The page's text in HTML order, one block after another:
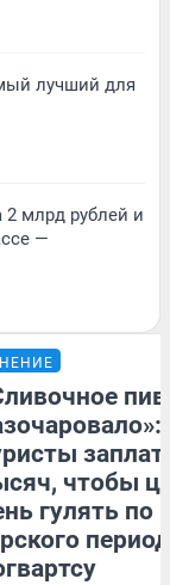
лучший для
2 млрд рублей и
—
чтобы
гулять по